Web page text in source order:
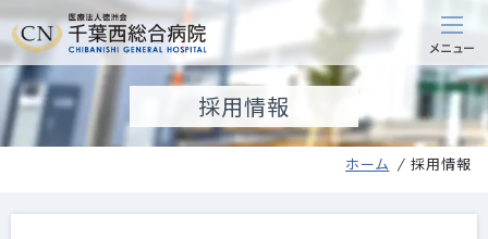
採用情報
ホーム 採用情報